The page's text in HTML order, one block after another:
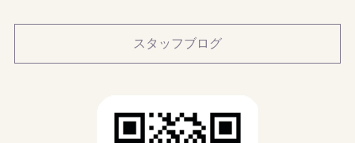
スタッフブログ